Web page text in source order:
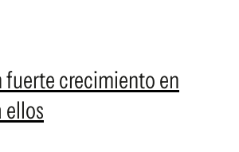
fuerte crecimiento en
ellos